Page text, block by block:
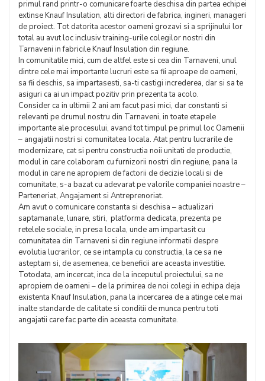
primul rand printr-o comunicare foarte deschisa din partea echipei
extinse Knauf Insulation, alti directori de fabrica, ingineri, manageri
de proiect. Tot datorita acestor oameni grozavi si a sprijinului lor
total au avut loc inclusiv training-urile colegilor nostri din
Tarnaveni in fabricile Knauf Insulation din regiune.
In comunitatile mici, cum de altfel este si cea din Tarnaveni, unul
dintre cele mai importante lucruri este sa fii aproape de oameni,
sa fii deschis, sa impartasesti, sa-ti castigi increderea, dar si sa te
asiguri ca ai un impact pozitiv prin prezenta ta acolo.
Consider ca in ultimii 2 ani am facut pasi mici, dar constanti si
relevanti pe drumul nostru din Tarnaveni, in toate etapele
importante ale procesului, avand tot timpul pe primul loc Oamenii
– angajatii nostri si comunitatea locala. Atat pentru lucrarile de
modernizare, cat si pentru constructia noii unitati de productie,
modul in care colaboram cu furnizorii nostri din regiune, pana la
modul in care ne apropiem de factorii de decizie locali si de
comunitate, s-a bazat cu adevarat pe valorile companiei noastre –
Parteneriat, Angajament si Antreprenoriat.
Am avut o comunicare constanta si deschisa – actualizari
saptamanale, lunare, stiri, platforma dedicata, prezenta pe
retelele sociale, in presa locala, unde am impartasit cu
comunitatea din Tarnaveni si din regiune informatii despre
evolutia lucrarilor, ce se intampla cu constructia, la ce sa ne
asteptam si, de asemenea, ce beneficii are aceasta investitie.
Totodata, am incercat, inca de la inceputul proiectului, sa ne
apropiem de oameni – de la primirea de noi colegi in echipa deja
existenta Knauf Insulation, pana la incercarea de a atinge cele mai
inalte standarde de calitate si conditii de munca pentru toti
angajatii care fac parte din aceasta comunitate.